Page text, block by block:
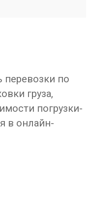
перевозки по
груза,
погрузки-
в онлайн-